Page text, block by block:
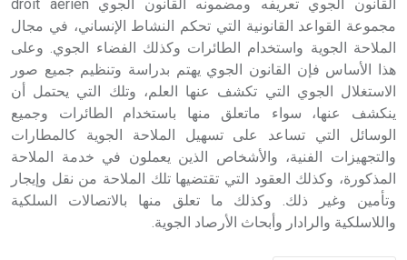
- هل تعلم أن أبجر Abgar اسم معروف جيداً يعود إلى عدد من
الملوك الذين حكموا مدينة إديسا (الرها) من أبجر الأول وحتى
التاسع، وهم ينتسبون إلى أسرة أوسروين
- هل تعلم أن الأبجدية الكنعانية تتألف من /22/ علامة كتابية
sign تكتب منفصلة غير متصلة، وتعتمد المبدأ الأكوروفوني،
حيث تقتصر القيمة الصوتية للعلامة الك
القانون الجوي تعريفه ومضمونه القانون الجوي droit aérien
مجموعة القواعد القانونية التي تحكم النشاط الإنساني، في مجال
الملاحة الجوية واستخدام الطائرات وكذلك الفضاء الجوي. وعلى
هذا الأساس فإن القانون الجوي يهتم بدراسة وتنظيم جميع صور
الاستغلال الجوي التي تكشف عنها العلم، وتلك التي يحتمل أن
ينكشف عنها، سواء ماتعلق منها باستخدام الطائرات وجميع
الوسائل التي تساعد على تسهيل الملاحة الجوية كالمطارات
والتجهيزات الفنية، والأشخاص الذين يعملون في خدمة الملاحة
المذكورة، وكذلك العقود التي تقتضيها تلك الملاحة من نقل وإيجار
وتأمين وغير ذلك. وكذلك ما تعلق منها بالاتصالات السلكية
واللاسلكية والرادار وأبحاث الأرصاد الجوية.